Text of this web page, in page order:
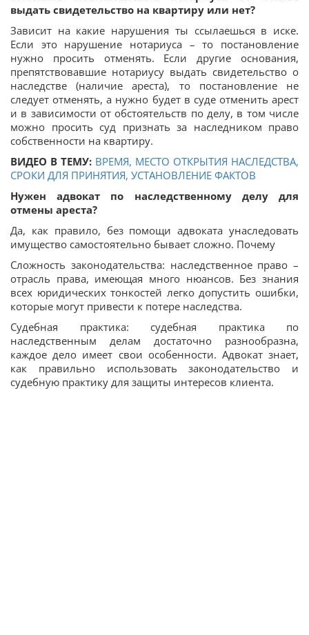
выдать свидетельство на квартиру или нет?
Зависит на какие нарушения ты ссылаешься в иске.
Если это нарушение нотариуса – то постановление
нужно просить отменять. Если другие основания,
препятствовавшие нотариусу выдать свидетельство о
наследстве (наличие ареста), то постановление не
следует отменять, а нужно будет в суде отменить арест
и в зависимости от обстоятельств по делу, в том числе
можно просить суд признать за наследником право
собственности на квартиру.
ВИДЕО В ТЕМУ: ВРЕМЯ, МЕСТО ОТКРЫТИЯ НАСЛЕДСТВА,
СРОКИ ДЛЯ ПРИНЯТИЯ, УСТАНОВЛЕНИЕ ФАКТОВ
Нужен адвокат по наследственному делу для
отмены ареста?
Да, как правило, без помощи адвоката унаследовать
имущество самостоятельно бывает сложно. Почему
Сложность законодательства: наследственное право –
отрасль права, имеющая много нюансов. Без знания
всех юридических тонкостей легко допустить ошибки,
которые могут привести к потере наследства.
Судебная практика: судебная практика по
наследственным делам достаточно разнообразна,
каждое дело имеет свои особенности. Адвокат знает,
как правильно использовать законодательство и
судебную практику для защиты интересов клиента.